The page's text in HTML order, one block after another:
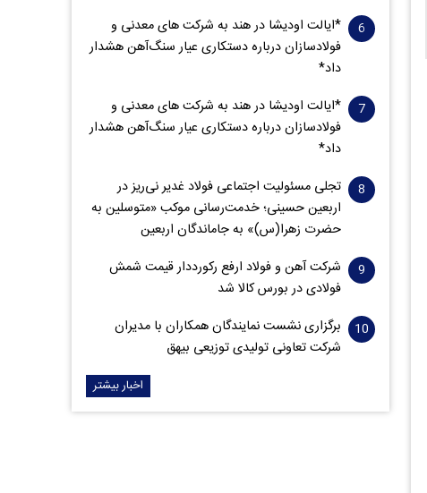
*ایالت اودیشا در هند به شرکت های معدنی و
فولادسازان درباره دستکاری عیار سنگ‌آهن هشدار
داد*
*ایالت اودیشا در هند به شرکت های معدنی و
فولادسازان درباره دستکاری عیار سنگ‌آهن هشدار
داد*
تجلی مسئولیت اجتماعی فولاد غدیر نی‌ریز در
اربعین حسینی؛ خدمت‌رسانی موکب «متوسلین به
حضرت زهرا(س)» به جاماندگان اربعین
شرکت آهن و فولاد ارفع رکورددار قیمت شمش
فولادی در بورس کالا شد
برگزاری نشست نمایندگان همکاران با مدیران
شرکت تعاونی تولیدی توزیعی بیهق
اخبار بیشتر